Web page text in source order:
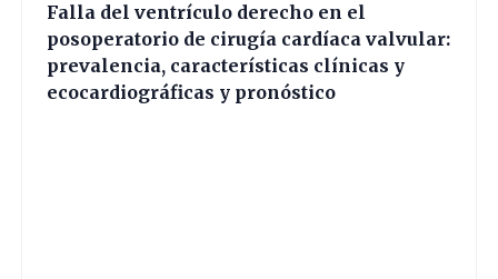
Falla del ventrículo derecho en el
posoperatorio de cirugía cardíaca valvular:
prevalencia, características clínicas y
ecocardiográficas y pronóstico